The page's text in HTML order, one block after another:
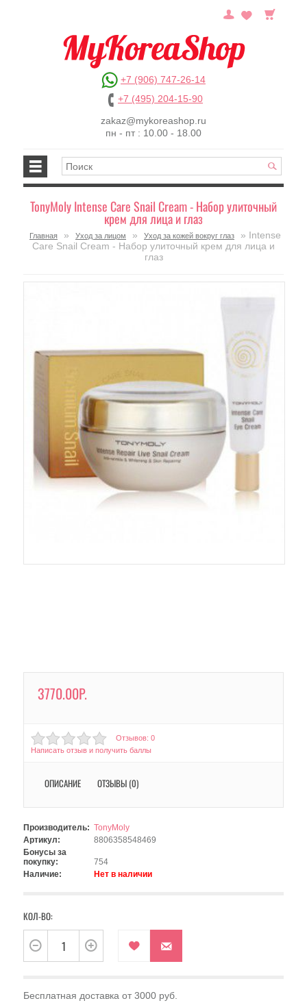
+7 (906) 747-26-14
+7 (495) 204-15-90
zakaz@mykoreashop.ru
пн - пт : 10.00 - 18.00
TonyMoly Intense Care Snail Cream - Набор улиточный
крем для лица и глаз
Главная » Уход за лицом » Уход за кожей вокруг глаз
» Intense
Care Snail Cream - Набор улиточный крем для лица и
глаз
3770.00Р.
Отзывов: 0
Написать отзыв и получить баллы
ОПИСАНИЕ ОТЗЫВЫ (0)
Производитель: TonyMoly
Артикул:
8806358548469
Бонусы за
покупку:
754
Наличие:
Нет в наличии
КОЛ-ВО:
Бесплатная доставка от 3000 руб.